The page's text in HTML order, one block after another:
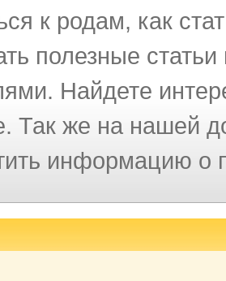
к родам, как
полезные
Найдете
Так же на нашей
информацию о